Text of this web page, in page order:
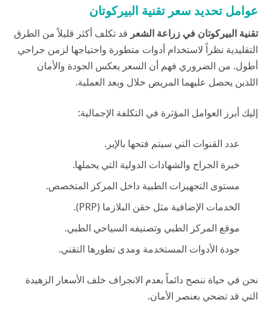
عوامل تحديد سعر تقنية البيركوتان
تقنية البيركوتان في زراعة الشعر قد تكلف أكثر قليلاً من الطرق
التقليدية نظراً لاستخدام أدوات متطورة واحتياجها لزمن جراحي
أطول. من الضروري فهم أن السعر يعكس الجودة والأمان
اللذين يحصل عليهما المريض خلال وبعد العملية.
إليك أبرز العوامل المؤثرة في التكلفة الإجمالية:
عدد القنوات التي سيتم فتحها بالإبر.
خبرة الجراح والشهادات الدولية التي يحملها.
مستوى التجهيزات الطبية داخل المركز المتخصص.
الخدمات الإضافية مثل حقن البلازما (PRP).
موقع المركز الطبي وتصنيفه السياحي الطبي.
جودة الأدوات المستخدمة ومدى تطورها التقني.
نحن في حياة ننصح دائماً بعدم الانجراف خلف الأسعار الزهيدة
التي قد تضحي بعنصر الأمان.